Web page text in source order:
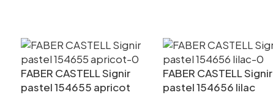
FABER CASTELL Signir
pastel 154655 apricot
FABER CASTELL Signir
pastel 154656 lilac